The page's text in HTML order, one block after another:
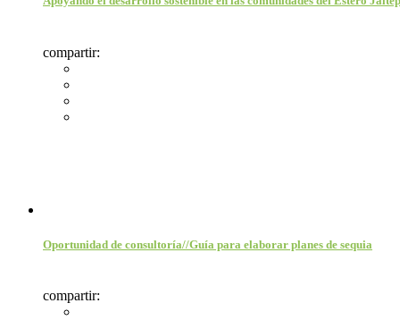
compartir:
Oportunidad de consultoría//Guía para elaborar planes de sequia
compartir: